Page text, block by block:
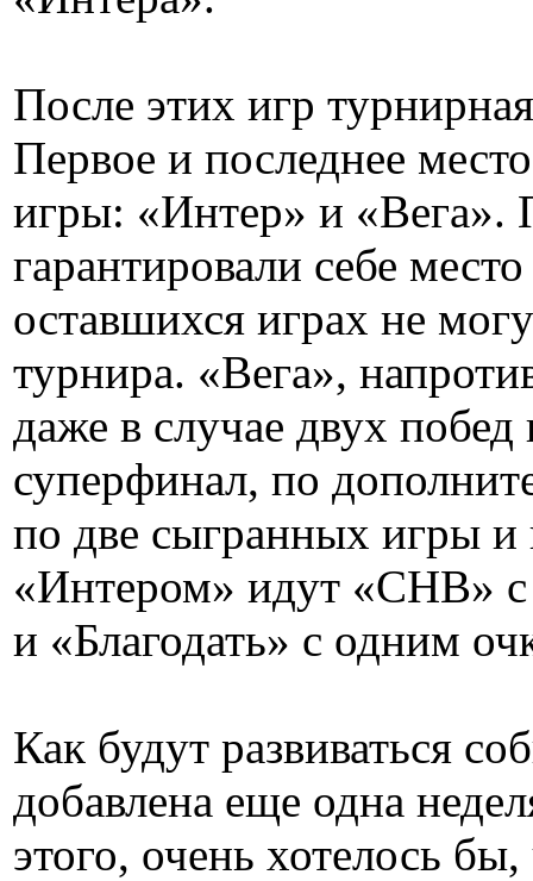
После этих игр
Первое и последнее
игры: «Интер» и «Вега».
гарантировали себе
оставшихся играх не
турнира. «Вега»,
даже в случае двух
суперфинал, по
по две сыгранных игры и
«Интером» идут «СНВ» с
и «Благодать» с одним
Как будут развиваться
добавлена еще одна
этого, очень хотелось